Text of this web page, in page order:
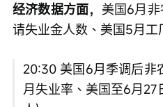
经济数据方面， 美国6月
请失业金人数、美国5月工
20:30 美国6月季调后非
月失业率、美国至6月